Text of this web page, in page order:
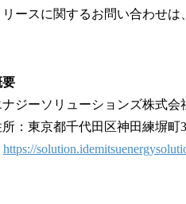
リースに関するお問い合わせは
要
ジーソリューションズ株式会
：東京都千代田区神田練塀町
https://